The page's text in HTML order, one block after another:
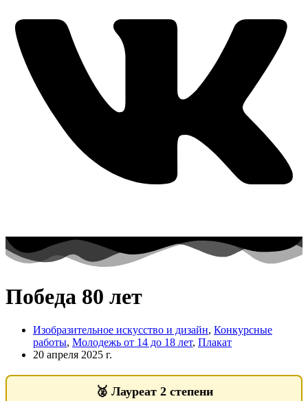
Победа 80 лет
Изобразительное искусство и дизайн, Конкурсные
работы, Молодежь от 14 до 18 лет, Плакат
20 апреля 2025 г.
🥈 Лауреат 2 степени